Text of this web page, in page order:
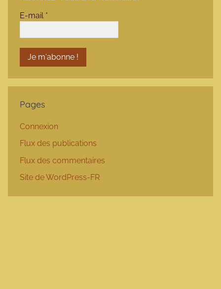
E-mail *
Pages
Connexion
Flux des publications
Flux des commentaires
Site de WordPress-FR